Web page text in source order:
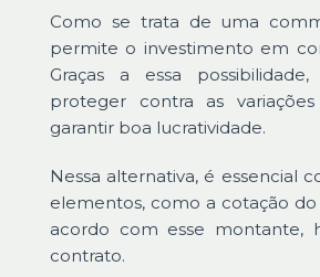
Como se trata de uma
permite o investimento em
Graças a essa
proteger contra as
garantir boa lucratividade.
Nessa alternativa, é essencial
elementos, como a cotação
acordo com esse montante,
contrato.